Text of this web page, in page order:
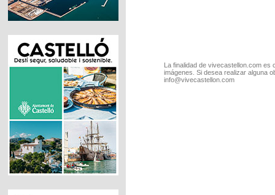
La finalidad de vivecastellon.com
imágenes. Si desea realizar alguna
info@vivecastellon.com